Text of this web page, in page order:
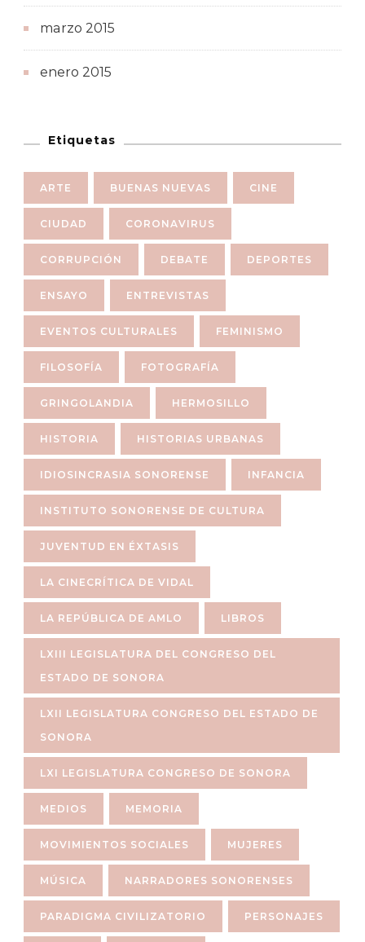
marzo 2015
enero 2015
Etiquetas
ARTE BUENAS NUEVAS CINE
CIUDAD CORONAVIRUS
CORRUPCIÓN DEBATE DEPORTES
ENSAYO ENTREVISTAS
EVENTOS CULTURALES FEMINISMO
FILOSOFÍA FOTOGRAFÍA
GRINGOLANDIA HERMOSILLO
HISTORIA HISTORIAS URBANAS
IDIOSINCRASIA SONORENSE INFANCIA
INSTITUTO SONORENSE DE CULTURA
JUVENTUD EN ÉXTASIS
LA CINECRÍTICA DE VIDAL
LA REPÚBLICA DE AMLO LIBROS
LXIII LEGISLATURA DEL CONGRESO DEL
ESTADO DE SONORA
LXII LEGISLATURA CONGRESO DEL ESTADO DE
SONORA
LXI LEGISLATURA CONGRESO DE SONORA
MEDIOS MEMORIA
MOVIMIENTOS SOCIALES MUJERES
MÚSICA NARRADORES SONORENSES
PARADIGMA CIVILIZATORIO PERSONAJES